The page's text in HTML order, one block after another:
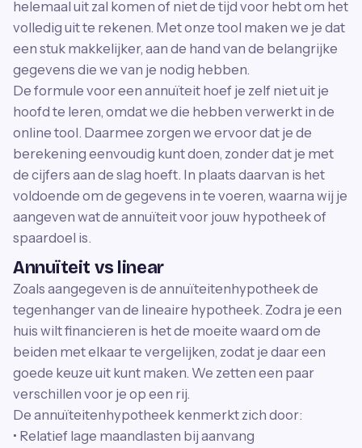
helemaal uit zal komen of niet de tijd voor hebt om het
volledig uit te rekenen. Met onze tool maken we je dat
een stuk makkelijker, aan de hand van de belangrijke
gegevens die we van je nodig hebben.
De formule voor een annuïteit hoef je zelf niet uit je
hoofd te leren, omdat we die hebben verwerkt in de
online tool. Daarmee zorgen we ervoor dat je de
berekening eenvoudig kunt doen, zonder dat je met
de cijfers aan de slag hoeft. In plaats daarvan is het
voldoende om de gegevens in te voeren, waarna wij je
aangeven wat de annuïteit voor jouw hypotheek of
spaardoel is.
Annuïteit vs linear
Zoals aangegeven is de annuïteitenhypotheek de
tegenhanger van de lineaire hypotheek. Zodra je een
huis wilt financieren is het de moeite waard om de
beiden met elkaar te vergelijken, zodat je daar een
goede keuze uit kunt maken. We zetten een paar
verschillen voor je op een rij.
De annuïteitenhypotheek kenmerkt zich door:
• Relatief lage maandlasten bij aanvang